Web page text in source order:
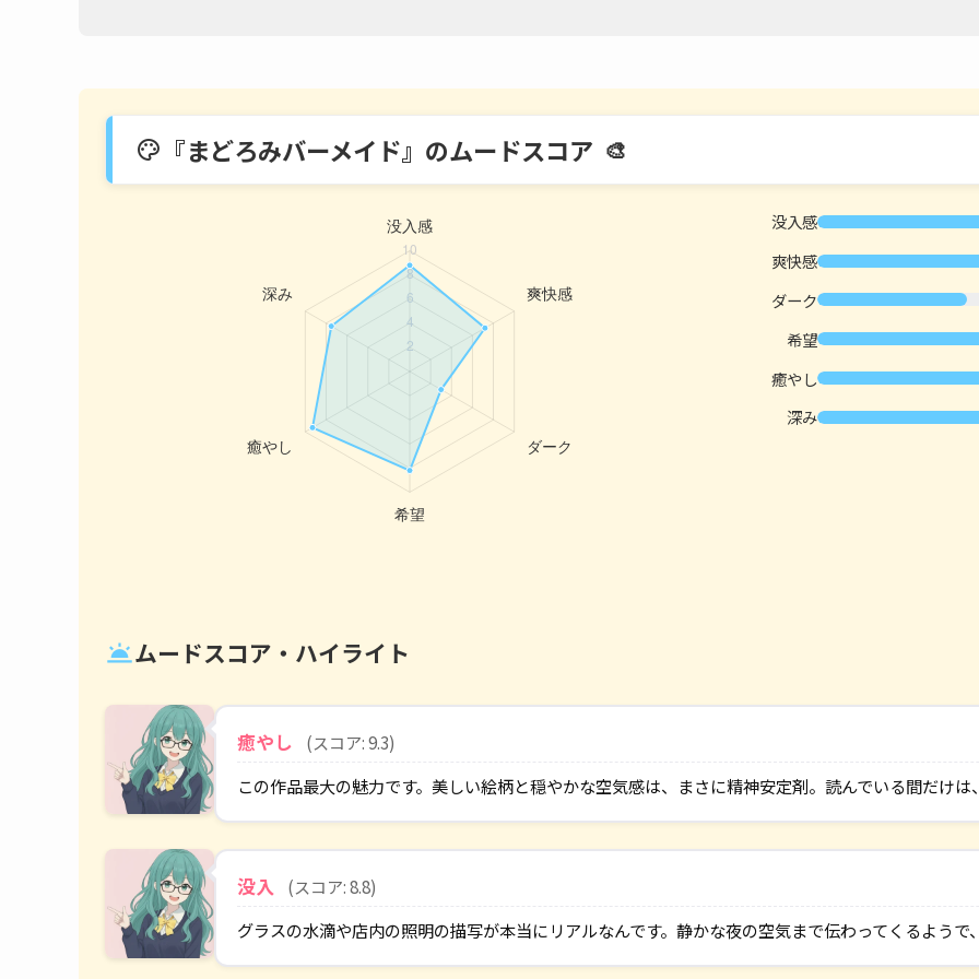
palette 『まどろみバーメイド』のムードスコア
没入感
爽快感
ダーク
希望
癒やし
深み
wb_twilightムードスコア・ハイライト
癒やし
(スコア: 9.3)
この作品最大の魅力です。美しい絵柄と穏やかな空気感は、まさに精神安定剤。読んでいる間だけ
没入 (スコア: 8.8)
グラスの水滴や店内の照明の描写が本当にリアルなんです。静かな夜の空気まで伝わってくるよう